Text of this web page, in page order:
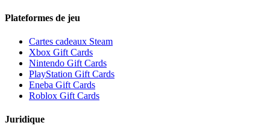
Plateformes de jeu
Cartes cadeaux Steam
Xbox Gift Cards
Nintendo Gift Cards
PlayStation Gift Cards
Eneba Gift Cards
Roblox Gift Cards
Juridique